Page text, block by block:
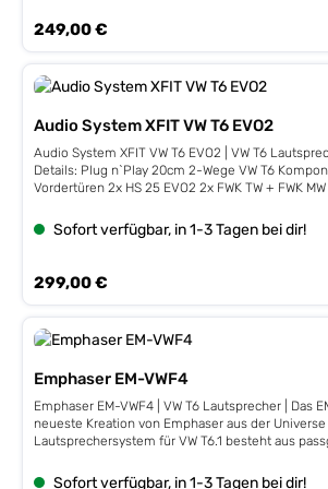
Sitzbefestigung) Abmessungen: 355 mm x 330
Wirkungsgrad: 91 dB/W (1m) Inklusive
Kompatible Fahrzeuge Hersteller Modell Modelljahr Volkswagen T6
California 07/2015 - 10/2019 Volkswagen T6.1 California 2019 →
Volkswagen T6 Multivan 07/2015 - 10/2019 Volkswagen T6.1 Multivan
2019 → Volkswagen T6 Transporter 07/2015 - 10/2019 Volkswagen T6.1
Transporter 2019 → Volkswagen T6 Caravelle 07/2015 - 10/2019
Volkswagen T6.1 Caravelle 2019 → Kompatibel mit Drehsitzkonsolen
und Doppelsitzbank vorn.Einbauposition beim
Doppelsitzbank ist unter dem Fahrersitz.
Regulärer Preis:
249,00 €
Audio System XFIT VW T6 EVO2
Audio System XFIT VW T6 EVO2 | VW T6
Details: Plug n`Play 20cm 2-Wege VW T6 Komponenten System für
Vordertüren 2x HS 25 EVO2 2x FWK TW + FWK
VAG + 4x Original-Lautsprecherkabel-Adapter
Leistung: 2x 200/150 Watt Peak/RMS Paarpreis
Sofort verfügbar, in 1-3 Tagen bei dir!
Regulärer Preis:
299,00 €
Emphaser EM-VWF4
Emphaser EM-VWF4 | VW T6 Lautsprecher | Das
neueste Kreation von Emphaser aus der
Lautsprechersystem für VW T6.1 besteht aus
raumfüllenden Bass und detailreichen Sound,
Sofort verfügbar, in 1-3 Tagen bei dir!